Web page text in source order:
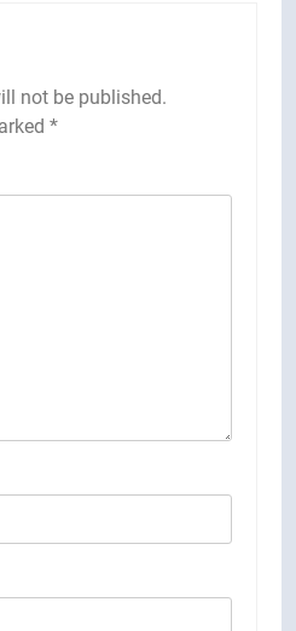
not be published.
*